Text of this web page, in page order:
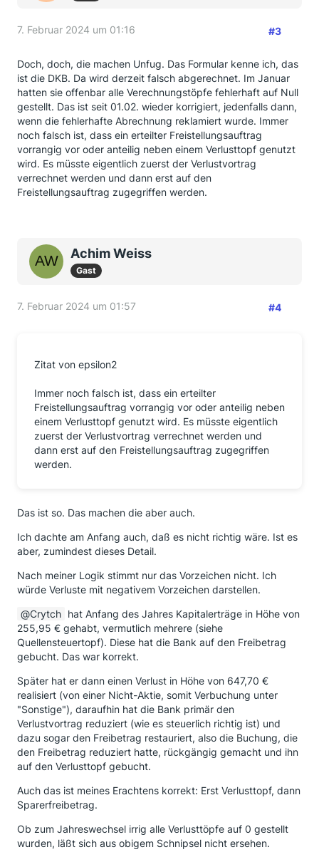
7. Februar 2024 um 01:16 #3
Doch, doch, die machen Unfug. Das Formular kenne ich, das
ist die DKB. Da wird derzeit falsch abgerechnet. Im Januar
hatten sie offenbar alle Verechnungstöpfe fehlerhaft auf Null
gestellt. Das ist seit 01.02. wieder korrigiert, jedenfalls dann,
wenn die fehlerhafte Abrechnung reklamiert wurde. Immer
noch falsch ist, dass ein erteilter Freistellungsauftrag
vorrangig vor oder anteilig neben einem Verlusttopf genutzt
wird. Es müsste eigentlich zuerst der Verlustvortrag
verrechnet werden und dann erst auf den
Freistellungsauftrag zugegriffen werden.
Achim Weiss
Gast
7. Februar 2024 um 01:57 #4
Zitat von epsilon2
Immer noch falsch ist, dass ein erteilter
Freistellungsauftrag vorrangig vor oder anteilig neben
einem Verlusttopf genutzt wird. Es müsste eigentlich
zuerst der Verlustvortrag verrechnet werden und
dann erst auf den Freistellungsauftrag zugegriffen
werden.
Das ist so. Das machen die aber auch.
Ich dachte am Anfang auch, daß es nicht richtig wäre. Ist es
aber, zumindest dieses Detail.
Nach meiner Logik stimmt nur das Vorzeichen nicht. Ich
würde Verluste mit negativem Vorzeichen darstellen.
Crytch hat Anfang des Jahres Kapitalerträge in Höhe von
255,95 € gehabt, vermutlich mehrere (siehe
Quellensteuertopf). Diese hat die Bank auf den Freibetrag
gebucht. Das war korrekt.
Später hat er dann einen Verlust in Höhe von 647,70 €
realisiert (von einer Nicht-Aktie, somit Verbuchung unter
"Sonstige"), daraufhin hat die Bank primär den
Verlustvortrag reduziert (wie es steuerlich richtig ist) und
dazu sogar den Freibetrag restauriert, also die Buchung, die
den Freibetrag reduziert hatte, rückgängig gemacht und ihn
auf den Verlusttopf gebucht.
Auch das ist meines Erachtens korrekt: Erst Verlusttopf, dann
Sparerfreibetrag.
Ob zum Jahreswechsel irrig alle Verlusttöpfe auf 0 gestellt
wurden, läßt sich aus obigem Schnipsel nicht ersehen.